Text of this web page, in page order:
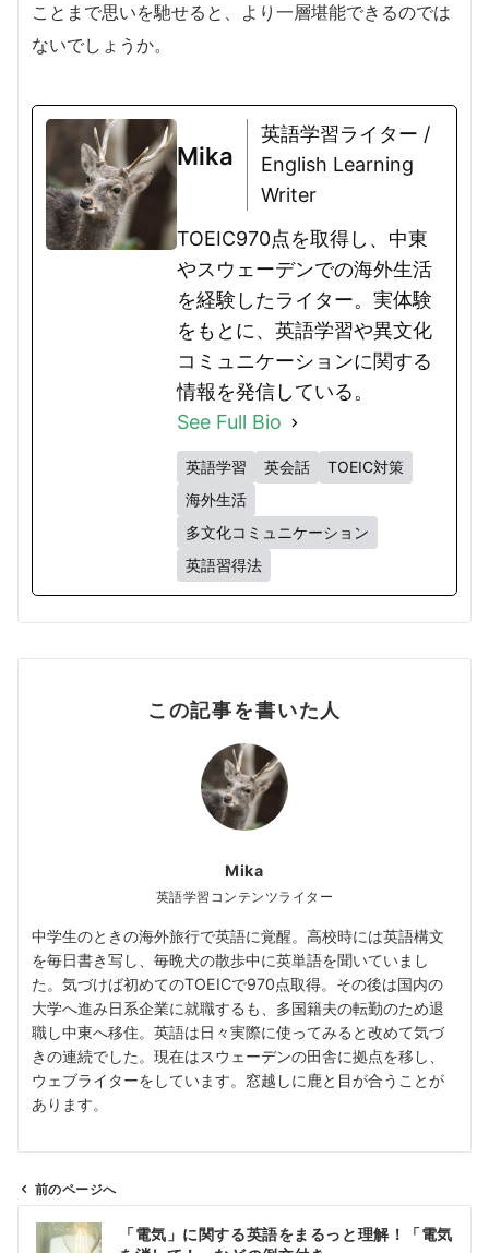
ことまで思いを馳せると、より一層堪能できるのでは
ないでしょうか。
Mika
英語学習ライター /
English Learning
Writer
TOEIC970点を取得し、中東
やスウェーデンでの海外生活
を経験したライター。実体験
をもとに、英語学習や異文化
コミュニケーションに関する
情報を発信している。
See Full Bio
英語学習 英会話
TOEIC対策
海外生活
多文化コミュニケーション
英語習得法
この記事を書いた人
Mika
英語学習コンテンツライター
中学生のときの海外旅行で英語に覚醒。高校時には英語構文
を毎日書き写し、毎晩犬の散歩中に英単語を聞いていまし
た。気づけば初めてのTOEICで970点取得。その後は国内の
大学へ進み日系企業に就職するも、多国籍夫の転勤のため退
職し中東へ移住。英語は日々実際に使ってみると改めて気づ
きの連続でした。現在はスウェーデンの田舎に拠点を移し、
ウェブライターをしています。窓越しに鹿と目が合うことが
あります。
前のページへ
「電気」に関する英語をまるっと理解！「電気